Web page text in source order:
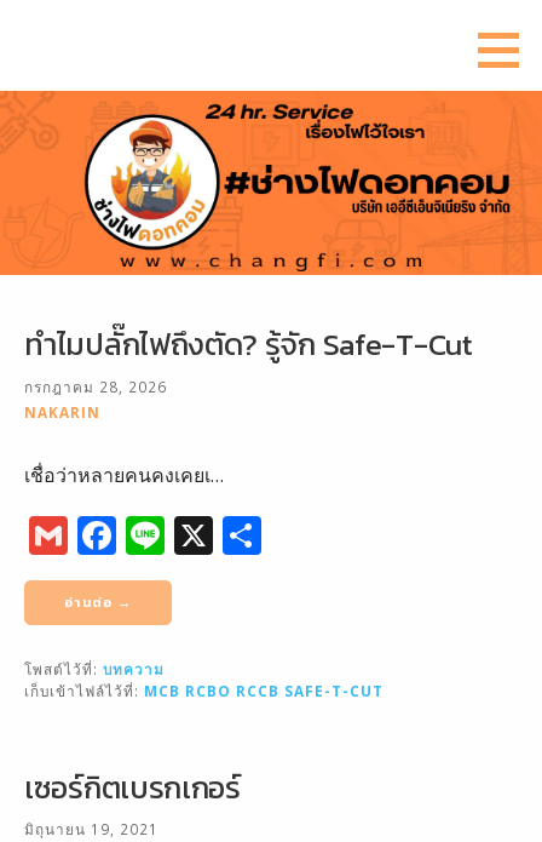
ยัง
เนื้อหา
ทำไมปลั๊กไฟถึงตัด? รู้จัก Safe-T-Cut
กรกฎาคม 28, 2026
NAKARIN
เชื่อว่าหลายคนคงเคยเ…
G
m
ai
l
F
a
c
e
b
o
k
Li
n
e
X
อ่านต่อ →
โพสต์ไว้ที่: บทความ
เก็บเข้าไฟล์ไว้ที่: MCB RCBO RCCB SAFE-T-CUT
เซอร์กิตเบรกเกอร์
มิถุนายน 19, 2021